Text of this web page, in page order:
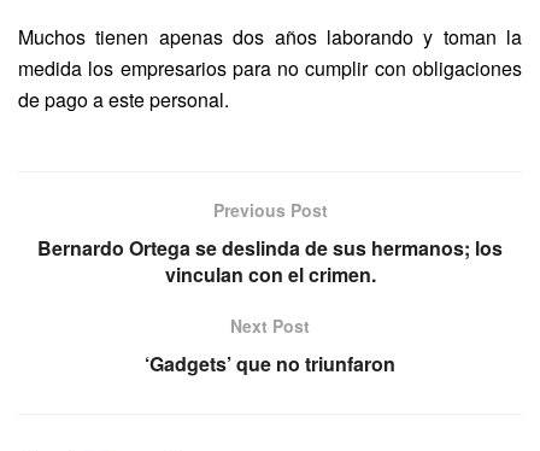
Muchos tienen apenas dos años laborando y toman la
medida los empresarios para no cumplir con obligaciones
de pago a este personal.
Previous Post
Bernardo Ortega se deslinda de sus hermanos; los
vinculan con el crimen.
Next Post
‘Gadgets’ que no triunfaron